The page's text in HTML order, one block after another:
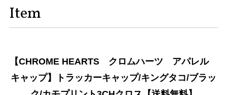
Item
【CHROME HEARTS クロムハーツ アパレル
キャップ】トラッカーキャップ/キングタコ/ブラッ